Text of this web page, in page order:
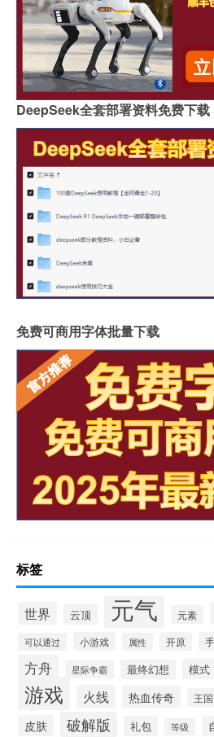
DeepSeek全套部署资料免费下载
免费可商用字体批量下载
标签
世界 云顶 元气 元素
可以通过 小游戏 属性 开原
方舟 星际争霸 最终幻想 模式
游戏 火线 热血传奇 王国
皮肤 破解版 礼包 等级